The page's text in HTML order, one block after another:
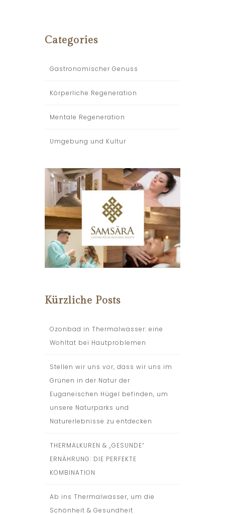
Categories
Gastronomischer Genuss
Körperliche Regeneration
Mentale Regeneration
Umgebung und Kultur
Kürzliche Posts
Ozonbad in Thermalwasser: eine
Wohltat bei Hautproblemen
Stellen wir uns vor, dass wir uns im
Grünen in der Natur der
Euganeischen Hügel befinden, um
unsere Naturparks und
Naturerlebnisse zu entdecken
THERMALKUREN & „GESUNDE“
ERNÄHRUNG: DIE PERFEKTE
KOMBINATION
Ab ins Thermalwasser, um die
Schönheit & Gesundheit